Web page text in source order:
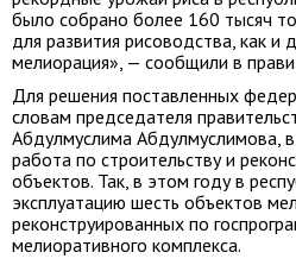
было собрано более 160 тысяч
для развития рисоводства, как и
мелиорация», — сообщили в
Для решения поставленных
словам председателя
Абдулмуслима Абдулмуслимова,
работа по строительству и
объектов. Так, в этом году в
эксплуатацию шесть объектов
реконструированных по
мелиоративного комплекса.